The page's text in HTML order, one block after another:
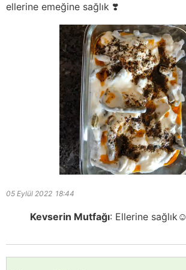
ellerine emeğine sağlık ❣️
05 Eylül 2022 18:44
Kevserin Mutfağı: Ellerine sağlık☺️